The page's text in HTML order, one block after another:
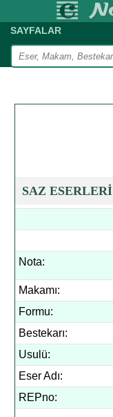
SAYFALAR
SAZ ESERLERİ
Nota:
Makamı:
Formu:
Bestekarı:
Usulü:
Eser Adı:
REPno: